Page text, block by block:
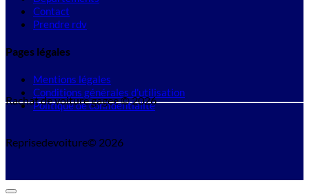
Contact
Prendre rdv
Pages légales
Mentions légales
Conditions générales d'utilisation
Politique de confidentialité
Rachat de voiture gagee © 2026
Reprisedevoiture© 2026